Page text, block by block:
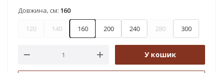
Довжина, см: 160
120 140 160 200 240 280 300
У кошик